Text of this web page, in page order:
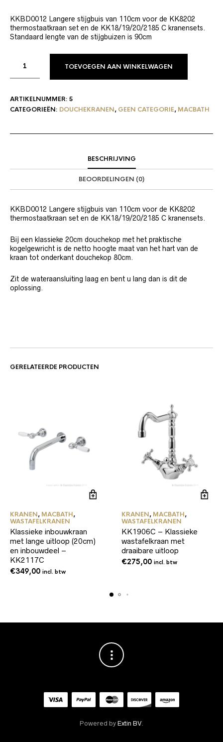
KKBD0012 Langere stijgbuis van 110cm voor de KK8202
thermostaatkraan set en de KK18/19/20/2185 C kranensets.
Standaard lengte van de stijgbuizen is 90cm
TOEVOEGEN AAN WINKELWAGEN
ARTIKELNUMMER: 5
CATEGORIEËN: DOUCHEKRANEN, GEEN CATEGORIE, MACBATH
BESCHRIJVING
BEOORDELINGEN (0)
KKBD0012 Langere stijgbuis van 110cm voor de KK8202
thermostaatkraan set en de KK18/19/20/2185 C kranensets.
Bij een klassieke 20cm douchekop met het praktische
kogelgewricht is de netto hoogte maat van het hart van de
kraan tot onderkant douchekop 80cm.
Zit de wateraansluiting laag en bent u lang dan is dit de
oplossing.
GERELATEERDE PRODUCTEN
KRANEN, MACBATH,
WASTAFELKRANEN
Klassieke inbouwkraan
met lange uitloop (20cm)
en inbouwdeel –
KK2117C
€349,00 incl. btw
KRANEN, MACBATH,
WASTAFELKRANEN
KK1906C – Klassieke
wastafelkraan met
draaibare uitloop
€275,00 incl. btw
Powered by Extin BV.